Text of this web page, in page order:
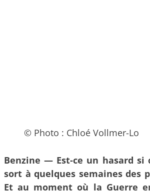
© Photo : Chloé Vollmer-Lo
Benzine — Est-ce un hasard si
sort à quelques semaines des
Et au moment où la Guerre